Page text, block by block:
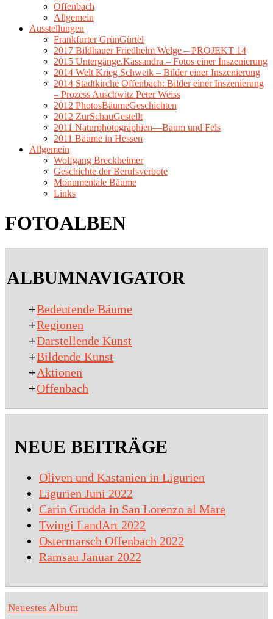
Offenbach
Allgemein
Ausstellungen
Frankfurter GrünGürtel
2017 Bildhauer Friedhelm Welge – PROJEKT 14
2015 Untergänge.Kassandra – Fotos einer Inszenierung
2014 Welt Krieg Schweik – Bilder einer Inszenierung
2014 Stadtkirche Offenbach: Bilder einer Inszenierung
– Prozess Auschwitz Peter Weiss
2012 PhotosBäumeGeschichten
2012 ZurSchauGestellt
2011 Naturphotographien—Baum und Fels
2011 Bäume in Hessen
Allgemein
Wolfgang Breckheimer
Geschichte der Berufsverbote
Monumentale Bäume
Links
FOTOALBEN
15
ALBUMNAVIGATOR
+Bedeutende Bäume
+Regionen
+Darstellende Kunst
+Bildende Kunst
+Aktionen
+Offenbach
NEUE BEITRÄGE
Oliven und Kastanien in Ligurien
Ligurien Juni 2022
Carin Grudda in San Lorenzo al Mare
Twingi LandArt 2022
Ostermarsch Offenbach 2022
Ramsau Januar 2022
Neuestes Album